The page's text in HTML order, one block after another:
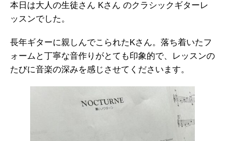
本日は大人の生徒さん Kさん のクラシックギターレ
ッスンでした。
長年ギターに親しんでこられたKさん。落ち着いたフ
ォームと丁寧な音作りがとても印象的で、レッスンの
たびに音楽の深みを感じさせてくださいます。